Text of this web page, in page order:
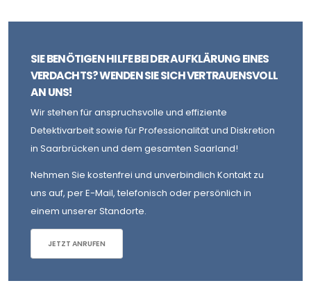
SIE BENÖTIGEN HILFE BEI DER AUFKLÄRUNG EINES
VERDACHTS? WENDEN SIE SICH VERTRAUENSVOLL
AN UNS!
Wir stehen für anspruchsvolle und effiziente
Detektivarbeit sowie für Professionalität und Diskretion
in Saarbrücken und dem gesamten Saarland!
Nehmen Sie kostenfrei und unverbindlich Kontakt zu
uns auf, per E-Mail, telefonisch oder persönlich in
einem unserer Standorte.
JETZT ANRUFEN